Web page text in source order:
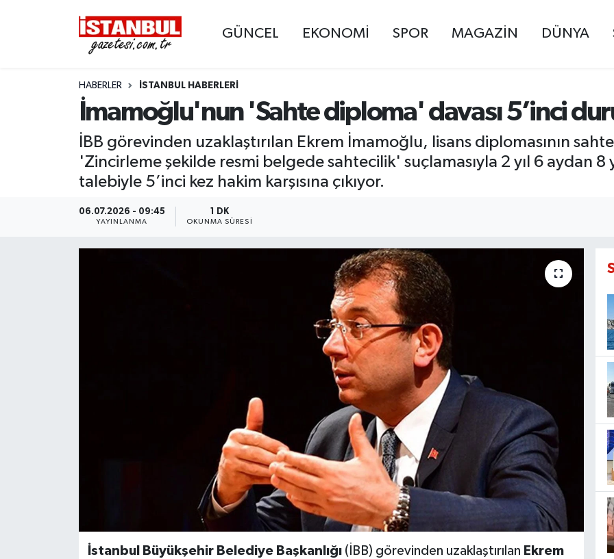
GÜNCEL EKONOMİ SPOR MAGAZİN DÜNYA
HABERLER İSTANBUL HABERLERI
İmamoğlu'nun 'Sahte diploma' davası 5’inci
İBB görevinden uzaklaştırılan Ekrem İmamoğlu, lisans diplomasının
'Zincirleme şekilde resmi belgede sahtecilik' suçlamasıyla 2 yıl 6 aydan 8
talebiyle 5’inci kez hakim karşısına çıkıyor.
06.07.2026 - 09:45
YAYINLANMA
1 DK
OKUNMA SÜRESI
İstanbul Büyükşehir Belediye Başkanlığı(İBB) görevinden uzaklaştırılan Ekrem
EKONOMİ
İSTANBUL
Nöbetçi Eczaneler
Hava Durumu
Trafik Durumu
Süper Lig Puan Durumu ve Fikstür
Son Dakika Haberleri